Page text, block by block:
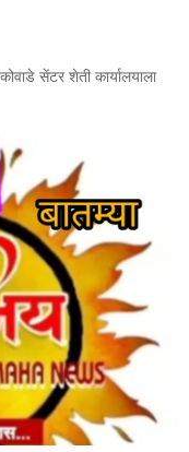
सेंटर शेती कार्यालयाला